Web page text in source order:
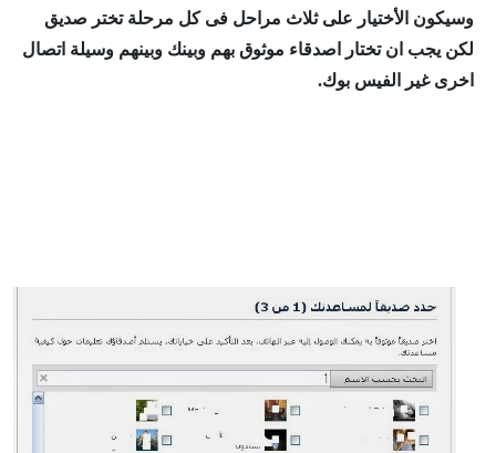
وسيكون الأختيار على ثلاث مراحل فى كل مرحلة تختر صديق
لكن يجب ان تختار اصدقاء موثوق بهم وبينك وبينهم وسيلة اتصال
اخرى غير الفيس بوك.